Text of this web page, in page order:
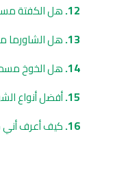
هل الكفتة
هل الشاورما
هل الخوخ
أفضل أنواع
كيف أعرف أني